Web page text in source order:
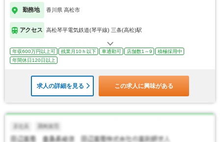
勤務地 香川県 高松市
アクセス 高松琴平電気鉄道(琴平線) 三条(高松)駅
年収600万円以上可 残業月10ｈ以下 車通勤可 店舗数1～9
積極採用中
年間休日120日以上
求人の詳細を見る この求人に興味がある